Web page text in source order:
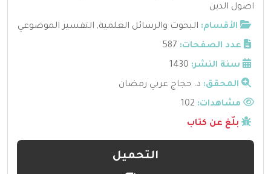
اصول الدين
الأقسام: البحوث والرسائل العلمية, التفسير الموضوعي
عدد الصفحات: 587
سنة النشر: 1430
المحقق: د. حجاج عربي رمضان
مشاهدات:
بلّغ عن كتاب
التحميل